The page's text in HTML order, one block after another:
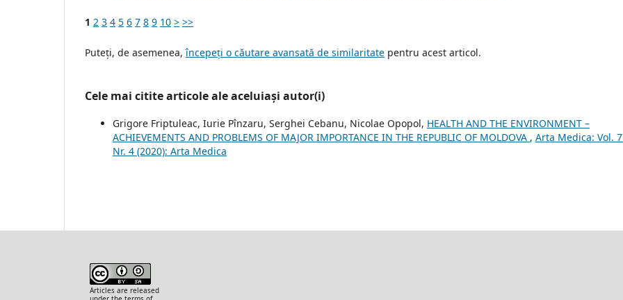
1 2 3 4 5 6 7 8 9 10 > >>
Puteți, de asemenea,începeți o căutare avansată de similaritate pentru acest articol.
Cele mai citite articole ale aceluiași autor(i)
Grigore Friptuleac, Iurie Pînzaru, Serghei Cebanu, Nicolae Opopol, HEALTH AND THE ENVIRONMENT –
ACHIEVEMENTS AND PROBLEMS OF MAJOR IMPORTANCE IN THE REPUBLIC OF MOLDOVA , Arta Medica: Vol.
Nr. 4 (2020): Arta Medica
Articles are released